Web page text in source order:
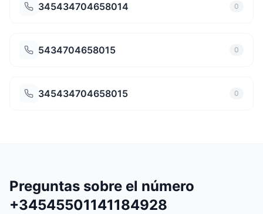
345434704658014 0
5434704658015 0
345434704658015 0
Preguntas sobre el número
+34545501141184928